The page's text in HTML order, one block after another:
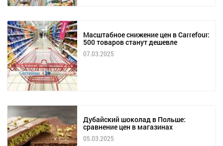
Масштабное снижение цен в Carrefour:
500 товаров станут дешевле
07.03.2025
Дубайский шоколад в Польше:
сравнение цен в магазинах
05.03.2025